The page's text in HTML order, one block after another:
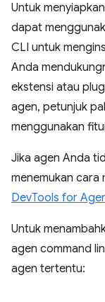
Untuk
dapat
CLI untuk
Anda
ekstensi atau
agen, petunjuk
menggunakan
Jika agen Anda
menemukan cara
DevTools for
Untuk
agen command
agen tertentu: